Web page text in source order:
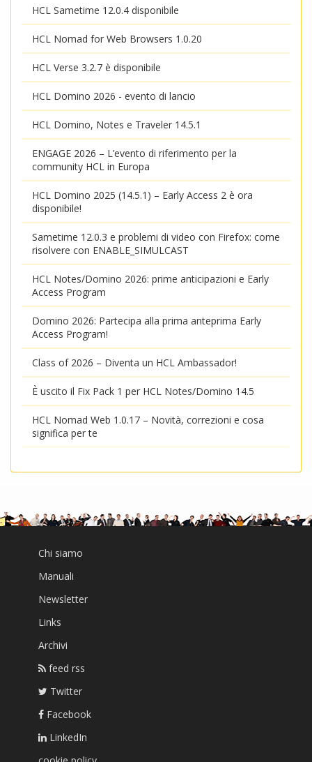
HCL Sametime 12.0.4 disponibile
HCL Nomad for Web Browsers 1.0.20
HCL Verse 3.2.7 è disponibile
HCL Domino 2026 - evento di lancio
HCL Domino, Notes e Traveler 14.5.1
ENGAGE 2026 – L’evento di riferimento per la
community HCL in Europa
HCL Domino 2025 (14.5.1) – Early Access 2 è ora
disponibile!
Sametime 12.0.3 e problemi di video con Firefox: come
risolvere con ENABLE_SIMULCAST
HCL Notes/Domino 2026: prime anticipazioni e Early
Access Program
Domino 2026: Partecipa alla prima anteprima Early
Access Program!
Class of 2026 – Diventa un HCL Ambassador!
È uscito il Fix Pack 1 per HCL Notes/Domino 14.5
HCL Nomad Web 1.0.17 – Novità, correzioni e cosa
significa per te
Chi siamo
Manuali
Newsletter
Links
Archivi
feed rss
Twitter
Facebook
LinkedIn